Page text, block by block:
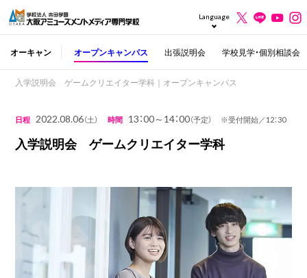
Language
オーキャン オープンキャンパス 出張説明会 学校見学・個別相談会
入学説明会 ゲームクリエイター学科｜オープンキャンパス
日程 2022.08.06（土） 時間 13：00～14：00（予定） ※受付開始／12：30
入学説明会 ゲームクリエイター学科